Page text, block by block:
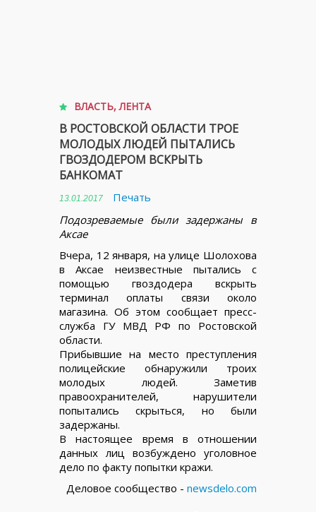
ВЛАСТЬ,ЛЕНТА
В РОСТОВСКОЙ ОБЛАСТИ ТРОЕ
МОЛОДЫХ ЛЮДЕЙ ПЫТАЛИСЬ
ГВОЗДОДЕРОМ ВСКРЫТЬ
БАНКОМАТ
13.01.2017
Печать
Подозреваемые были задержаны в
Аксае
Вчера, 12 января, на улице Шолохова
в Аксае неизвестные пытались с
помощью гвоздодера вскрыть
терминал оплаты связи около
магазина. Об этом сообщает пресс-
служба ГУ МВД РФ по Ростовской
области.
Прибывшие на место преступления
полицейские обнаружили троих
молодых людей. Заметив
правоохранителей, нарушители
попытались скрыться, но были
задержаны.
В настоящее время в отношении
данных лиц возбуждено уголовное
дело по факту попытки кражи.
Деловое сообщество - newsdelo.com